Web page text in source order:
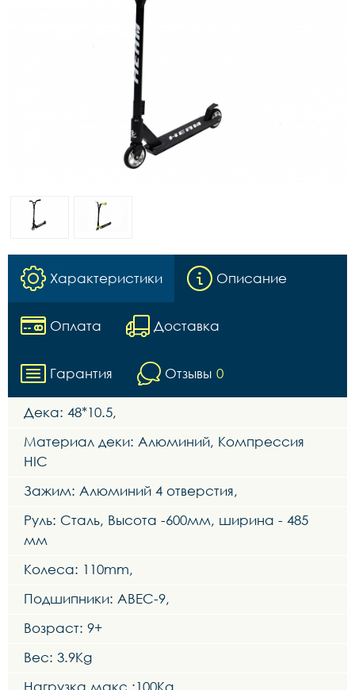
Характеристики Описание
Оплата Доставка
Гарантия Отзывы 0
Дека: 48*10.5,
Материал деки: Алюминий, Компрессия
HIC
Зажим: Алюминий 4 отверстия,
Руль: Сталь, Высота -600мм, ширина - 485
мм
Колеса: 110mm,
Подшипники: ABEC-9,
Возраст: 9+
Вес: 3.9Kg
Нагрузка макс.:100Kg